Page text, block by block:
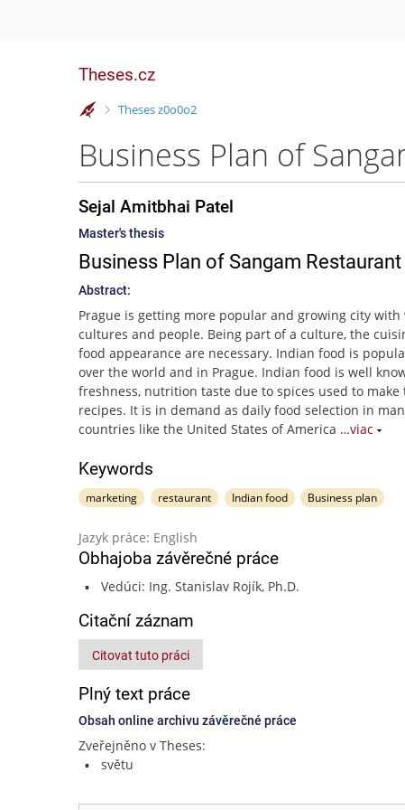
Theses.cz
>
Theses z0o0o2
Business Plan of
Sejal Amitbhai Patel
Master's thesis
Business Plan of Sangam Restaurant
Abstract:
Prague is getting more popular and growing city with
cultures and people. Being part of a culture, the
food appearance are necessary. Indian food is
over the world and in Prague. Indian food is well
freshness, nutrition taste due to spices used to make
recipes. It is in demand as daily food selection in
countries like the United States of America …viac
Keywords
marketing restaurant Indian food Business plan
Jazyk práce: English
Obhajoba závěrečné práce
Vedúci: Ing. Stanislav Rojík, Ph.D.
Citační záznam
Citovat tuto práci
Plný text práce
Obsah online archivu závěrečné práce
Zveřejněno v Theses:
světu